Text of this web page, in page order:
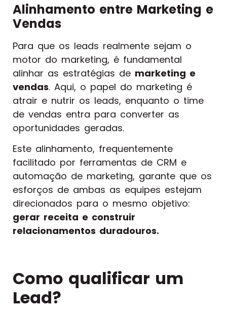
Alinhamento entre Marketing e
Vendas
Para que os leads realmente sejam o
motor do marketing, é fundamental
alinhar as estratégias de marketing e
vendas. Aqui, o papel do marketing é
atrair e nutrir os leads, enquanto o time
de vendas entra para converter as
oportunidades geradas.
Este alinhamento, frequentemente
facilitado por ferramentas de CRM e
automação de marketing, garante que os
esforços de ambas as equipes estejam
direcionados para o mesmo objetivo:
gerar receita e construir
relacionamentos duradouros.
Como qualificar um
Lead?